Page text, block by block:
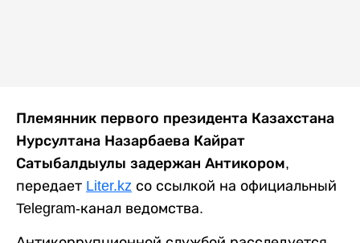
Племянник первого президента Казахстана
Нурсултана Назарбаева Кайрат
Сатыбалдыулы задержан Антикором,
передает Liter.kz со ссылкой на официальный
Telegram-канал ведомства.